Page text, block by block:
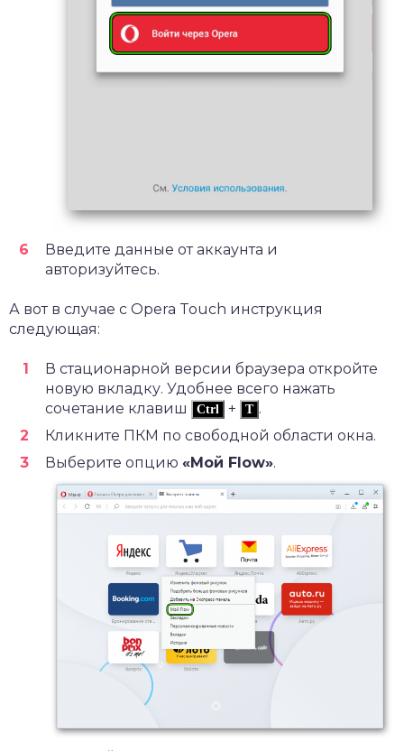
Введите данные от аккаунта и
авторизуйтесь.
А вот в случае с Opera Touch инструкция
следующая:
В стационарной версии браузера откройте
новую вкладку. Удобнее всего нажать
сочетание клавиш
Ctrl + T .
Кликните ПКМ по свободной области окна.
Выберите опцию «Мой Flow».